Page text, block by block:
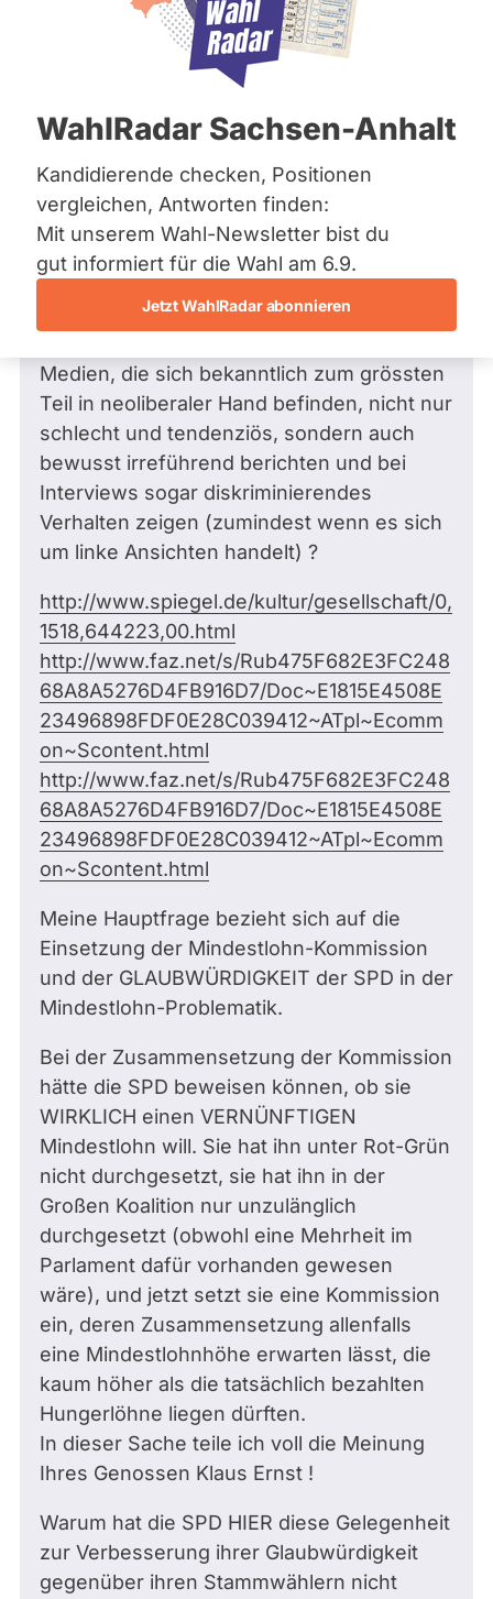
Bremen
Hamburg
Mecklenburg-Vorpommern
Nordrhein-Westfalen
Saarland
Sachsen
Sachsen-Anhalt
Schleswig-Holstein
Thüringen
Über uns
Spenden
WahlRadar Sachsen-Anhalt
Kandidierende checken, Positionen
vergleichen, Antworten finden:
Mit unserem Wahl-Newsletter bist du
gut informiert für die Wahl am 6.9.
Jetzt WahlRadar abonnieren
weil
aktive
hat.
25.08.2009
Frage an Doris Barnett vonRoland L.
bezüglich Arbeit und Beschäftigung
Sehr geehrte Frau Barnett,
Ihrer Auffassung in Ihrer letzten Antwort
zum Thema "Medienberichterstattung" ,
die ich voll teile, lassen Sie mich noch
folgende Frage hinzufügen :
Medien, die sich bekanntlich zum grössten
Teil in neoliberaler Hand befinden, nicht nur
schlecht und tendenziös, sondern auch
bewusst irreführend berichten und bei
Interviews sogar diskriminierendes
Verhalten zeigen (zumindest wenn es sich
um linke Ansichten handelt) ?
http://www.spiegel.de/kultur/gesellschaft/0,
1518,644223,00.html
http://www.faz.net/s/Rub475F682E3FC248
68A8A5276D4FB916D7/Doc~E1815E4508E
23496898FDF0E28C039412~ATpl~Ecomm
on~Scontent.html
http://www.faz.net/s/Rub475F682E3FC248
68A8A5276D4FB916D7/Doc~E1815E4508E
23496898FDF0E28C039412~ATpl~Ecomm
on~Scontent.html
Meine Hauptfrage bezieht sich auf die
Einsetzung der Mindestlohn-Kommission
und der GLAUBWÜRDIGKEIT der SPD in der
Mindestlohn-Problematik.
Bei der Zusammensetzung der Kommission
hätte die SPD beweisen können, ob sie
WIRKLICH einen VERNÜNFTIGEN
Mindestlohn will. Sie hat ihn unter Rot-Grün
nicht durchgesetzt, sie hat ihn in der
Großen Koalition nur unzulänglich
durchgesetzt (obwohl eine Mehrheit im
Parlament dafür vorhanden gewesen
wäre), und jetzt setzt sie eine Kommission
ein, deren Zusammensetzung allenfalls
eine Mindestlohnhöhe erwarten lässt, die
kaum höher als die tatsächlich bezahlten
Hungerlöhne liegen dürften.
In dieser Sache teile ich voll die Meinung
Ihres Genossen Klaus Ernst !
Warum hat die SPD HIER diese Gelegenheit
zur Verbesserung ihrer Glaubwürdigkeit
gegenüber ihren Stammwählern nicht